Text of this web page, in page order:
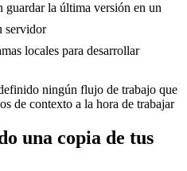
guardar la última versión en un
servidor
locales para desarrollar
ningún flujo de trabajo que
de contexto a la hora de trabajar
una copia de tus